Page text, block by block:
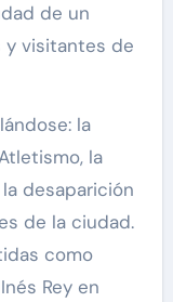
de un
y visitantes de
la
la
desaparición
de la ciudad.
como
Rey en